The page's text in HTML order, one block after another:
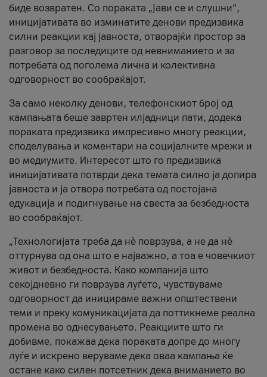
биде возвратен. Со пораката „Јави се и слушни“,
иницијативата во изминатите денови предизвика
силни реакции кај јавноста, отворајќи простор за
разговор за последиците од невниманието и за
потребата од поголема лична и колективна
одговорност во сообраќајот.
За само неколку денови, телефонскиот број од
кампањата беше завртен илјадници пати, додека
пораката предизвика импресивно многу реакции,
споделувања и коментари на социјалните мрежи и
во медиумите. Интересот што го предизвика
иницијативата потврди дека темата силно ја допира
јавноста и ја отвора потребата од постојана
едукација и подигнување на свеста за безбедноста
во сообраќајот.
„Технологијата треба да нè поврзува, а не да нè
оттурнува од она што е најважно, а тоа е човечкиот
живот и безбедноста. Како компанија што
секојдневно ги поврзува луѓето, чувствуваме
одговорност да иницираме важни општествени
теми и преку комуникацијата да поттикнеме реална
промена во однесувањето. Реакциите што ги
добивме, покажаа дека пораката допре до многу
луѓе и искрено веруваме дека оваа кампања ќе
остане како силен потсетник дека вниманието во